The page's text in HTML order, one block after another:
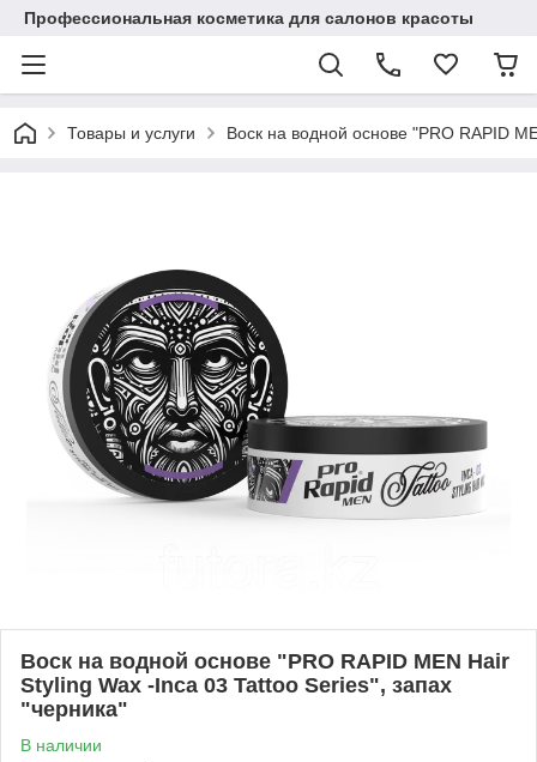
Профессиональная косметика для салонов красоты
Товары и услуги Воск на водной основе "PRO RAPID
Воск на водной основе "PRO RAPID MEN Hair
Styling Wax -Inca 03 Tattoo Series", запах
"черника"
В наличии